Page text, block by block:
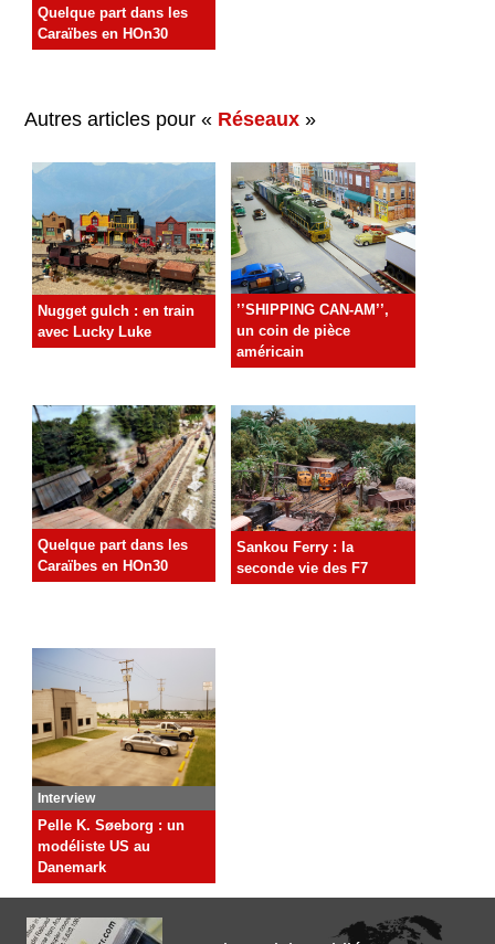
Quelque part dans les
Caraïbes en HOn30
Autres articles pour « Réseaux »
Nugget gulch : en train
avec Lucky Luke
’’SHIPPING CAN-AM’’,
un coin de pièce
américain
Quelque part dans les
Caraïbes en HOn30
Sankou Ferry : la
seconde vie des F7
Interview
Pelle K. Søeborg : un
modéliste US au
Danemark